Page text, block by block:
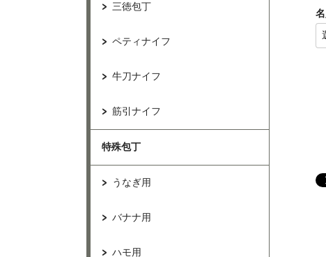
三徳包丁
ペティナイフ
牛刀ナイフ
筋引ナイフ
特殊包丁
うなぎ用
バナナ用
ハモ用